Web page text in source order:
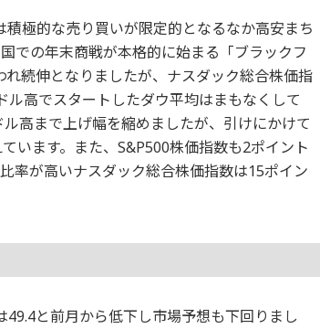
極的な売り買いが限定的となるなか高安まち
での年末商戦が本格的に始まる「ブラックフ
続伸となりましたが、ナスダック総合株価指
高でスタートしたダウ平均はまもなくして
高まで上げ幅を縮めましたが、引けにかけて
います。また、S&P500株価指数も2ポイント
率が高いナスダック総合株価指数は15ポイン
と前月から低下し市場予想も下回りまし